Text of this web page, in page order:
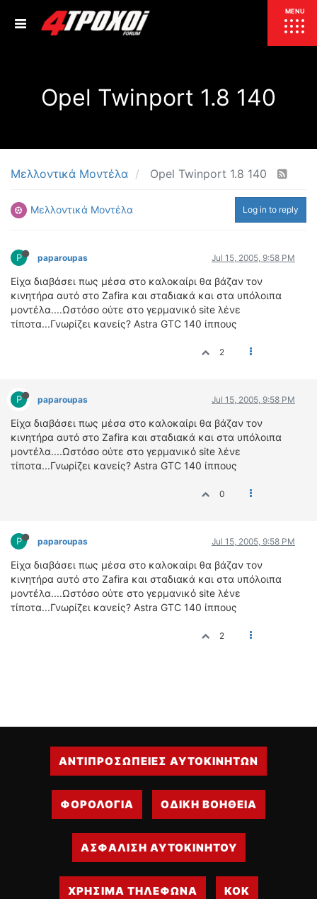
Opel Twinport 1.8 140
Μελλοντικά Μοντέλα Opel Twinport 1.8 140
Μελλοντικά Μοντέλα Log in to reply
P paparoupas Jul 15, 2005, 9:58 PM
Είχα διαβάσει πως μέσα στο καλοκαίρι θα βάζαν τον
κινητήρα αυτό στο Zafira και σταδιακά και στα υπόλοιπα
μοντέλα....Ωστόσο ούτε στο γερμανικό site λένε
τίποτα...Γνωρίζει κανείς? Astra GTC 140 ίππους
2
P paparoupas Jul 15, 2005, 9:58 PM
Είχα διαβάσει πως μέσα στο καλοκαίρι θα βάζαν τον
κινητήρα αυτό στο Zafira και σταδιακά και στα υπόλοιπα
μοντέλα....Ωστόσο ούτε στο γερμανικό site λένε
τίποτα...Γνωρίζει κανείς? Astra GTC 140 ίππους
0
P paparoupas Jul 15, 2005, 9:58 PM
Είχα διαβάσει πως μέσα στο καλοκαίρι θα βάζαν τον
κινητήρα αυτό στο Zafira και σταδιακά και στα υπόλοιπα
μοντέλα....Ωστόσο ούτε στο γερμανικό site λένε
τίποτα...Γνωρίζει κανείς? Astra GTC 140 ίππους
2
ΕΛΛΑΔΑ
ΚΟΣΜΟΣ
TEST
ΣΥΓΚΡΙΤΙΚΕΣ ΔΟΚΙΜΕΣ
ΑΓΩΝΙΣΤΙΚΕΣ ΓΝΩΡΙΜΙΕΣ
ΔΟΚΙΜΕΣ ΕΛΑΣΤΙΚΩΝ
ΕΙΔΙΚΕΣ ΔΙΑΔΡΟΜΕΣ
ΟΔΟΙΠΟΡΙΚΑ
ΝΕΑ ΜΟΝΤΕΛΑ
ΑΓΩΝΕΣ
CANDID CAMERA
ΤΕΧΝΟΛΟΓΙΑ
ΔΟΚΙΜΕΣ – ΠΑΡΟΥΣΙΑΣΕΙΣ
ΕΙΔΗΣΕΙΣ
ΑΓΩΝΕΣ
FORMULA 1
ΜΟΝΤΕΛΑ
ΚΑΤΑΣΚΕΥΑΣΤΕΣ
ΑΓΩΝΙΣΤΙΚΑ ΑΥΤΟΚΙΝΗΤΑ
ΠΡΟΣΦΟΡΕΣ
4ΤΡΟΧΟΙ
ΑΝΤΙΠΡΟΣΩΠΕΙΕΣ ΑΥΤΟΚΙΝΗΤΩΝ
ΦΟΡΟΛΟΓΙΑ ΟΔΙΚΗ ΒΟΗΘΕΙΑ
ΑΣΦΑΛΙΣΗ ΑΥΤΟΚΙΝΗΤΟΥ
ΧΡΗΣΙΜΑ ΤΗΛΕΦΩΝΑ ΚΟΚ